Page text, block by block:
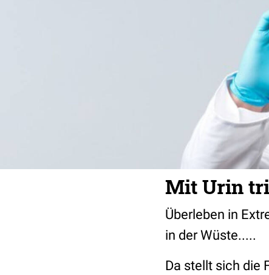
Mit Urin
Überleben in
in der Wüste.....
Da stellt sich die